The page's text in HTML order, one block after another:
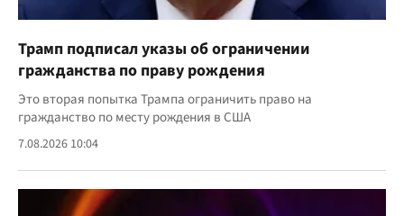
Трамп подписал указы об ограничении
гражданства по праву рождения
Это вторая попытка Трампа ограничить право на
гражданство по месту рождения в США
7.08.2026 10:04